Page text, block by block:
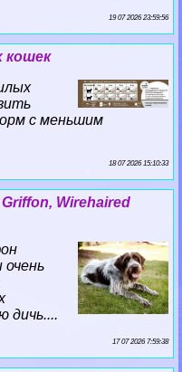
19 07 2026 23:59:56
кошек
с меньшим
18 07 2026 15:10:33
Wirehaired
дичь....
17 07 2026 7:59:38